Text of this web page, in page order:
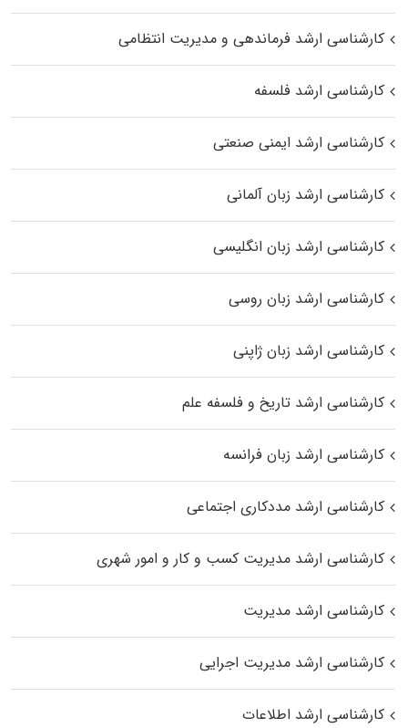
کارشناسی ارشد فرماندهی و مدیریت انتظامی
کارشناسی ارشد فلسفه
کارشناسی ارشد ایمنی صنعتی
کارشناسی ارشد زبان آلمانی
کارشناسی ارشد زبان انگلیسی
کارشناسی ارشد زبان روسی
کارشناسی ارشد زبان ژاپنی
کارشناسی ارشد تاریخ و فلسفه علم
کارشناسی ارشد زبان فرانسه
کارشناسی ارشد مددکاری اجتماعی
کارشناسی ارشد مدیریت کسب و کار و امور شهری
کارشناسی ارشد مدیریت
کارشناسی ارشد مدیریت اجرایی
کارشناسی ارشد اطلاعات